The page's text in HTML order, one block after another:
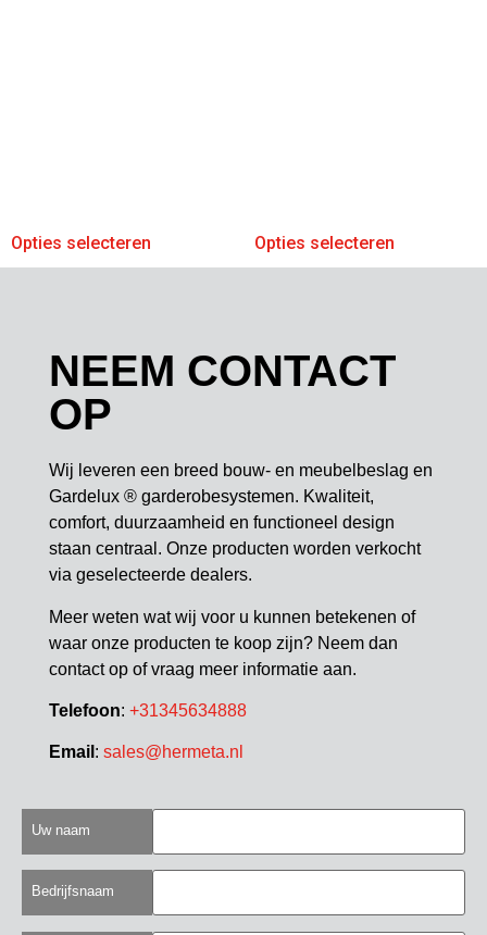
Opties selecteren Opties selecteren
NEEM CONTACT
OP
Wij leveren een breed bouw- en meubelbeslag en
Gardelux ® garderobesystemen. Kwaliteit,
comfort, duurzaamheid en functioneel design
staan centraal. Onze producten worden verkocht
via geselecteerde dealers.
Meer weten wat wij voor u kunnen betekenen of
waar onze producten te koop zijn? Neem dan
contact op of vraag meer informatie aan.
Telefoon: +31345634888
Email : sales@hermeta.nl
Uw naam
Bedrijfsnaam